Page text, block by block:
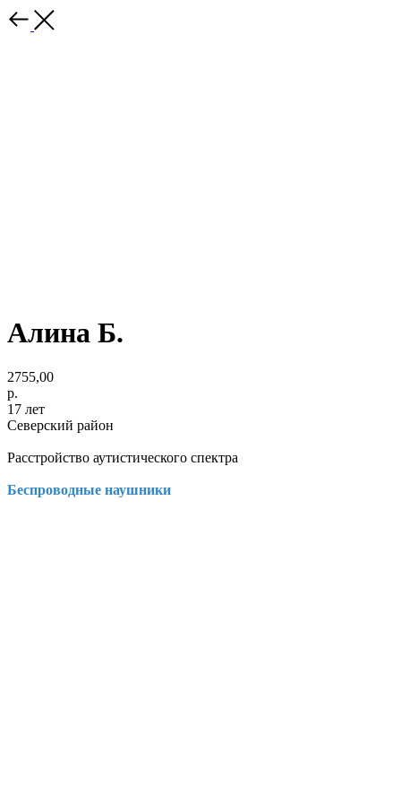
Алина Б.
2755,00
р.
17 лет
Северский район
Расстройство аутистического спектра
Беспроводные наушники